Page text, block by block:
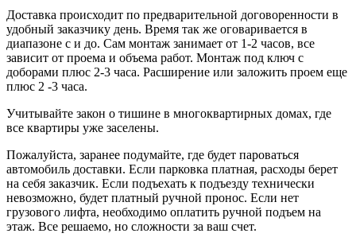
Доставка происходит по предварительной договоренности в
удобный заказчику день. Время так же оговаривается в
диапазоне с и до. Сам монтаж занимает от 1-2 часов, все
зависит от проема и объема работ. Монтаж под ключ с
доборами плюс 2-3 часа. Расширение или заложить проем еще
плюс 2 -3 часа.
Учитывайте закон о тишине в многоквартирных домах, где
все квартиры уже заселены.
Пожалуйста, заранее подумайте, где будет пароваться
автомобиль доставки. Если парковка платная, расходы берет
на себя заказчик. Если подъехать к подъезду технически
невозможно, будет платный ручной пронос. Если нет
грузового лифта, необходимо оплатить ручной подъем на
этаж. Все решаемо, но сложности за ваш счет.